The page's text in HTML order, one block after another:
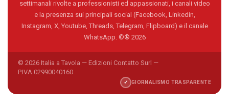
settimanali rivolte a professionisti ed appassionati, i canali video
e la presenza sui principali social (Facebook, Linkedin,
Instagram, X, Youtube, Threads, Telegram, Flipboard) e il canale
WhatsApp. ©® 2026
© 2026 Italia a Tavola — Edizioni Contatto Surl —
P.IVA 02990040160
✓ GIORNALISMO TRASPARENTE